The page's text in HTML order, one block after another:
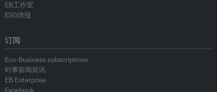
EB工作室
ESG情报
订阅
Eco-Business subscriptions
时事新闻简讯
EB Enterprise
Facebook